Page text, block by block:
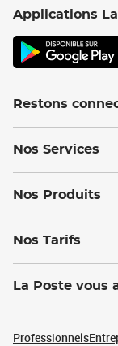
Applications
Restons
Nos Services
Nos Produits
Nos Tarifs
La Poste vous
Professionnels